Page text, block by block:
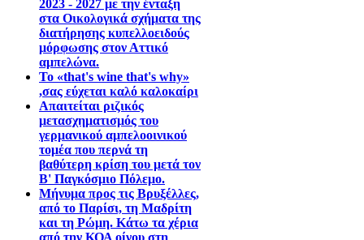
2023 - 2027 με την ένταξη
στα Οικολογικά σχήματα της
διατήρησης κυπελλοειδούς
μόρφωσης στον Αττικό
αμπελώνα.
Το «that's wine that's why»
,σας εύχεται καλό καλοκαίρι
Απαιτείται ριζικός
μετασχηματισμός του
γερμανικού αμπελοοινικού
τομέα που περνά τη
βαθύτερη κρίση του μετά τον
Β' Παγκόσμιο Πόλεμο.
Μήνυμα προς τις Βρυξέλλες,
από το Παρίσι, τη Μαδρίτη
και τη Ρώμη. Κάτω τα χέρια
από την ΚΟΑ οίνου στη